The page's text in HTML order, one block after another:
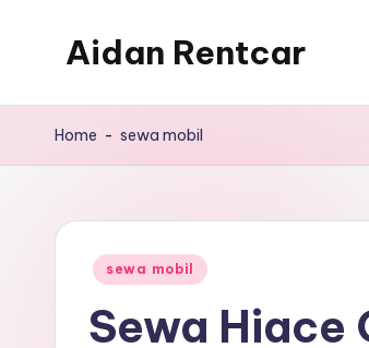
Aidan Rentcar
Mobil
Home - sewa mobil
Posted
sewa mobil
Sewa Hiace